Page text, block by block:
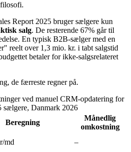
Report 2025 bruger sælgere kun
salg. De resterende 67% går til
En typisk B2B-sælger med en
reelt over 1,3 mio. kr. i tabt salgstid
betaler for ikke-salgsrelateret
de færreste regner på.
ved manuel CRM-opdatering for
sælgere, Danmark 2026
Beregning
Månedlig
omkostning
md
–